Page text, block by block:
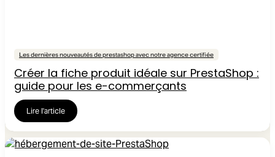
Les dernières nouveautés de prestashop avec notre agence certifiée
Créer la fiche produit idéale sur PrestaShop :
guide pour les e-commerçants
Lire l'article